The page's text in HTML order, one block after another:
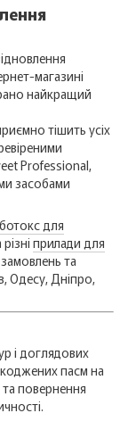
магазині
найкращий
тішить усіх
Professional,
засобами
ботокс для
прилади для
та
Одесу, Дніпро,
і доглядових
пасм на
повернення